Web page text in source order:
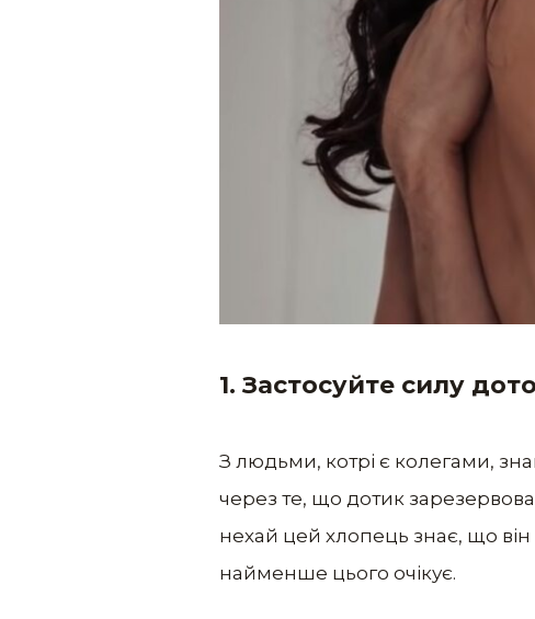
1. Застосуйте силу
З людьми, котрі є колегами,
через те, що дотик
нехай цей хлопець знає, що він
найменше цього очікує.